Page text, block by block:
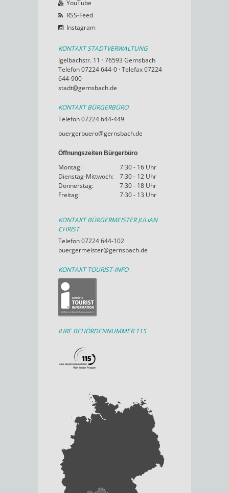
YouTube
RSS-Feed
Instagram
KONTAKT STADTVERWALTUNG
Igelbachstr. 11 · 76593 Gernsbach
Telefon 07224 644-0 · Telefax 07224
644-900
stadt@gernsbach.de
KONTAKT BÜRGERBÜRO
Telefon 07224 644-449
buergerbuero@gernsbach.de
Öffnungszeiten Bürgerbüro
Montag:
7:30 - 16 Uhr
Dienstag-Mittwoch:
7:30 - 12 Uhr
Donnerstag:
7:30 - 18 Uhr
Freitag:
7:30 - 13 Uhr
KONTAKT BÜRGERMEISTER JULIAN
CHRIST
Telefon 07224 644-102
buergermeister@gernsbach.de
KONTAKT TOURIST-INFO
IHRE BEHÖRDENNUMMER 115